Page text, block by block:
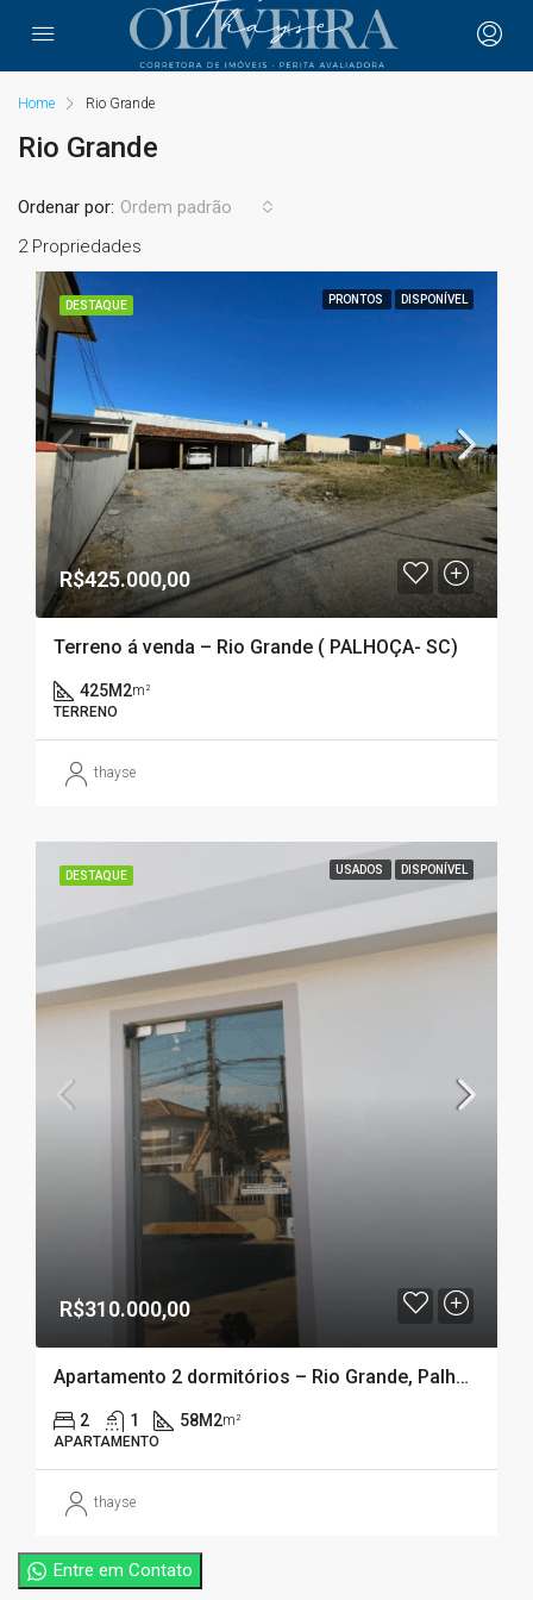
Home Rio Grande
Rio Grande
2 Propriedades
Ordenar por: Ordem padrão
DESTAQUE PRONTOS DISPONÍVEL
R$425.000,00
Terreno á venda – Rio Grande ( PALHOÇA- SC)
425M2m²
TERRENO
thayse
DESTAQUE USADOS DISPONÍVEL
R$310.000,00
Apartamento 2 dormitórios – Rio Grande, Palhoça – SC
2 1 58M2m²
APARTAMENTO
thayse
Entre em Contato